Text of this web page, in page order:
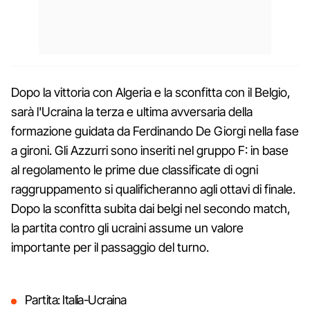
Dopo la vittoria con Algeria e la sconfitta con il Belgio,
sarà l'Ucraina la terza e ultima avversaria della
formazione guidata da Ferdinando De Giorgi nella fase
a gironi. Gli Azzurri sono inseriti nel gruppo F: in base
al regolamento le prime due classificate di ogni
raggruppamento si qualificheranno agli ottavi di finale.
Dopo la sconfitta subita dai belgi nel secondo match,
la partita contro gli ucraini assume un valore
importante per il passaggio del turno.
Partita: Italia-Ucraina